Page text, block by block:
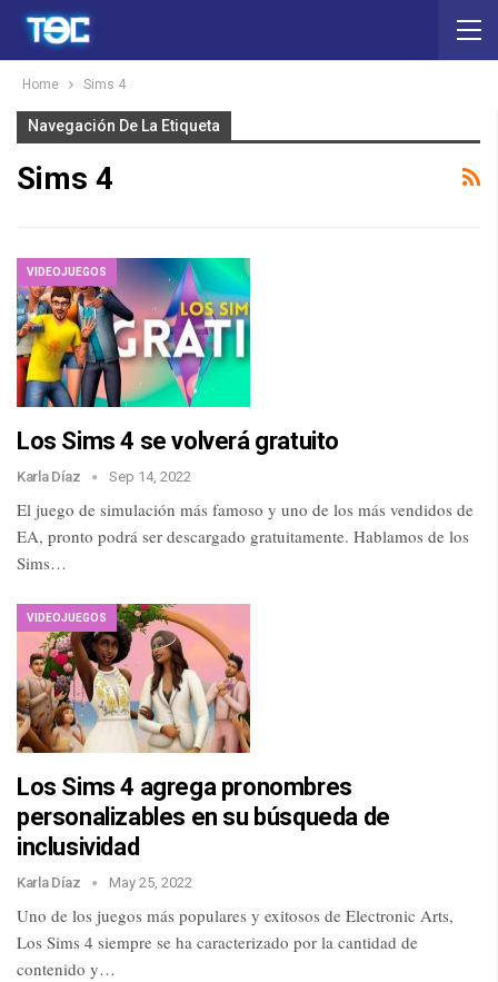
Home Sims 4
Navegación De La Etiqueta
Sims 4
VIDEOJUEGOS
Los Sims 4 se volverá gratuito
Karla Díaz Sep 14, 2022
El juego de simulación más famoso y uno de los más vendidos de
EA, pronto podrá ser descargado gratuitamente. Hablamos de los
Sims…
VIDEOJUEGOS
Los Sims 4 agrega pronombres
personalizables en su búsqueda de
inclusividad
Karla Díaz May 25, 2022
Uno de los juegos más populares y exitosos de Electronic Arts,
Los Sims 4 siempre se ha caracterizado por la cantidad de
contenido y…